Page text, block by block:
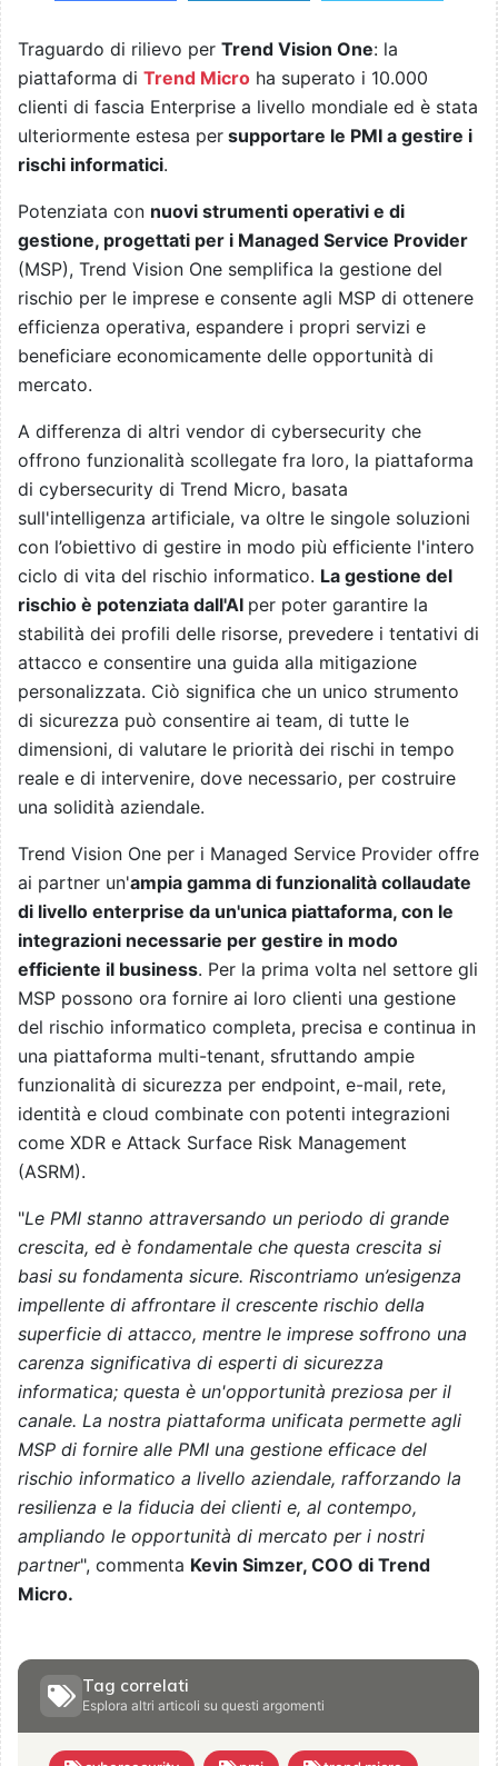
Traguardo di rilievo per Trend Vision One: la
piattaforma di Trend Micro ha superato i 10.000
clienti di fascia Enterprise a livello mondiale ed è stata
ulteriormente estesa per supportare le PMI a gestire i
rischi informatici.
Potenziata con nuovi strumenti operativi e di
gestione, progettati per i Managed Service Provider
(MSP), Trend Vision One semplifica la gestione del
rischio per le imprese e consente agli MSP di ottenere
efficienza operativa, espandere i propri servizi e
beneficiare economicamente delle opportunità di
mercato.
A differenza di altri vendor di cybersecurity che
offrono funzionalità scollegate fra loro, la piattaforma
di cybersecurity di Trend Micro, basata
sull'intelligenza artificiale, va oltre le singole soluzioni
con l’obiettivo di gestire in modo più efficiente l'intero
ciclo di vita del rischio informatico. La gestione del
rischio è potenziata dall'AI per poter garantire la
stabilità dei profili delle risorse, prevedere i tentativi di
attacco e consentire una guida alla mitigazione
personalizzata. Ciò significa che un unico strumento
di sicurezza può consentire ai team, di tutte le
dimensioni, di valutare le priorità dei rischi in tempo
reale e di intervenire, dove necessario, per costruire
una solidità aziendale.
Trend Vision One per i Managed Service Provider offre
ai partner un'ampia gamma di funzionalità collaudate
di livello enterprise da un'unica piattaforma, con le
integrazioni necessarie per gestire in modo
efficiente il business. Per la prima volta nel settore gli
MSP possono ora fornire ai loro clienti una gestione
del rischio informatico completa, precisa e continua in
una piattaforma multi-tenant, sfruttando ampie
funzionalità di sicurezza per endpoint, e-mail, rete,
identità e cloud combinate con potenti integrazioni
come XDR e Attack Surface Risk Management
(ASRM).
"Le PMI stanno attraversando un periodo di grande
crescita, ed è fondamentale che questa crescita si
basi su fondamenta sicure. Riscontriamo un’esigenza
impellente di affrontare il crescente rischio della
superficie di attacco, mentre le imprese soffrono una
carenza significativa di esperti di sicurezza
informatica; questa è un'opportunità preziosa per il
canale. La nostra piattaforma unificata permette agli
MSP di fornire alle PMI una gestione efficace del
rischio informatico a livello aziendale, rafforzando la
resilienza e la fiducia dei clienti e, al contempo,
ampliando le opportunità di mercato per i nostri
partner", commenta Kevin Simzer, COO di Trend
Micro.
Tag correlati
Esplora altri articoli su questi argomenti